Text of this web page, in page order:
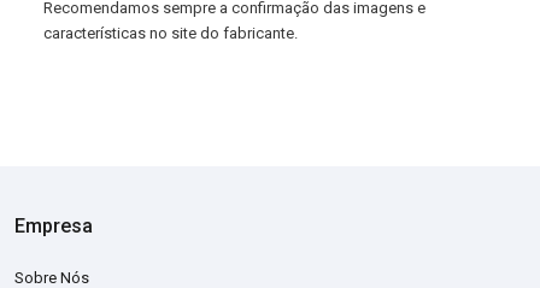
Recomendamos sempre a confirmação das imagens e
características no site do fabricante.
Empresa
Sobre Nós